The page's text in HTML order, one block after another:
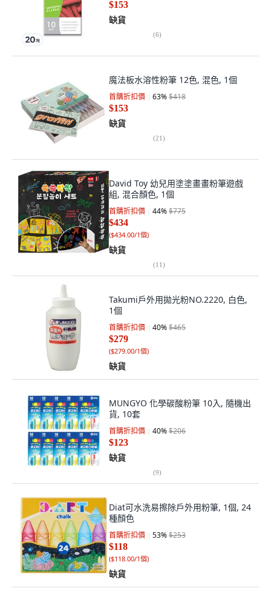
$153
缺貨
(6)
魔法板水溶性粉筆 12色, 混色, 1個
首購折扣價 63%$418
$153
缺貨
(21)
David Toy 幼兒用塗塗畫畫粉筆遊戲
組, 混合顏色, 1個
首購折扣價 44%$775
$434
($434.00/1個)
缺貨
(11)
Takumi戶外用拋光粉NO.2220, 白色,
1個
首購折扣價 40%$465
$279
($279.00/1個)
缺貨
MUNGYO 化學碳酸粉筆 10入, 隨機出
貨, 10套
首購折扣價 40%$206
$123
缺貨
(9)
Diat可水洗易擦除戶外用粉筆, 1個, 24
種顏色
首購折扣價 53%$253
$118
($118.00/1個)
缺貨